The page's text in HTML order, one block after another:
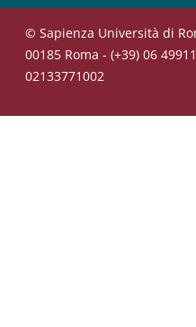
© Sapienza Università di
00185 Roma - (+39) 06
02133771002